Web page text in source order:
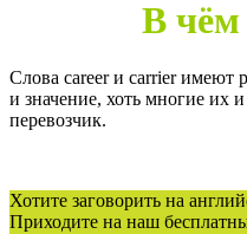
В чём
Слова career и carrier имеют
и значение, хоть многие их
перевозчик.
Хотите заговорить на
Приходите на наш